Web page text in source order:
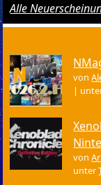
Alle
von
|
von
unter